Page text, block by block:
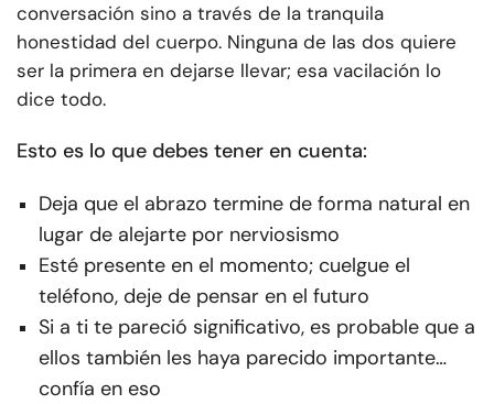
conversación sino a través de la tranquila
honestidad del cuerpo. Ninguna de las dos quiere
ser la primera en dejarse llevar; esa vacilación lo
dice todo.
Esto es lo que debes tener en cuenta:
Deja que el abrazo termine de forma natural en
lugar de alejarte por nerviosismo
Esté presente en el momento; cuelgue el
teléfono, deje de pensar en el futuro
Si a ti te pareció significativo, es probable que a
ellos también les haya parecido importante…
confía en eso